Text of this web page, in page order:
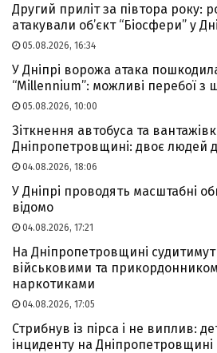
Другий приліт за півтора року:
атакували об’єкт “Біосфери” у
05.08.2026, 16:34
У Дніпрі ворожа атака
“Millennium”: можливі перебої з
05.08.2026, 10:00
Зіткнення автобуса та
Дніпропетровщині: двоє людей
04.08.2026, 18:06
У Дніпрі проводять масштабні
відомо
04.08.2026, 17:21
На Дніпропетровщині
військовими та
наркотиками
04.08.2026, 17:05
Стрибнув із пірса і не виплив:
інциденту на Дніпропетровщині